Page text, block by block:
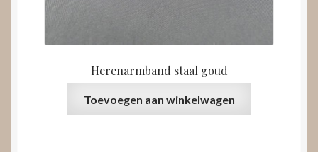
Herenarmband staal goud
Toevoegen aan winkelwagen